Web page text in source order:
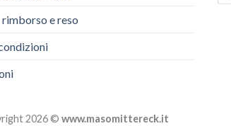
e reso
2026 © www.masomittereck.it